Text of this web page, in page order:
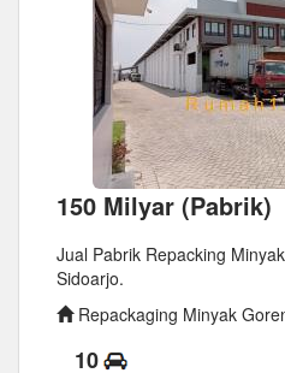
150 Milyar (Pabrik)
Jual Pabrik Repacking
Sidoarjo.
Repackaging Minyak
10